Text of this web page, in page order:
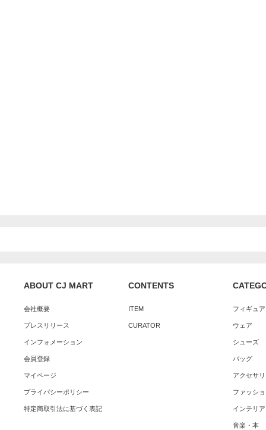
ABOUT CJ MART
会社概要
プレスリリース
インフォメーション
会員登録
マイページ
プライバシーポリシー
特定商取引法に基づく表記
CONTENTS
ITEM
CURATOR
フィギュ
ウェア
シューズ
バッグ
アクセサ
ファッシ
インテリア
音楽・本